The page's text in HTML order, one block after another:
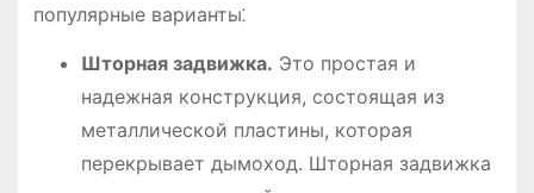
популярные варианты⁚
Шторная задвижка. Это простая и
надежная конструкция, состоящая из
металлической пластины, которая
перекрывает дымоход. Шторная задвижка